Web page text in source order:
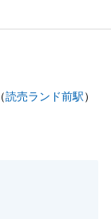
卒よろしくお
読売ランド前駅）